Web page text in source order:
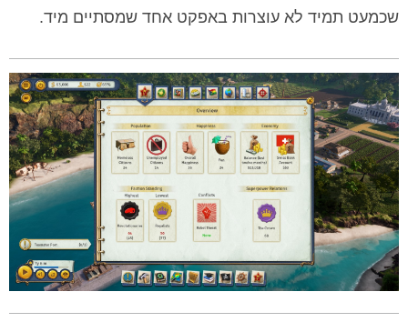
שכמעט תמיד לא עוצרות באפקט אחד שמסתיים מיד.